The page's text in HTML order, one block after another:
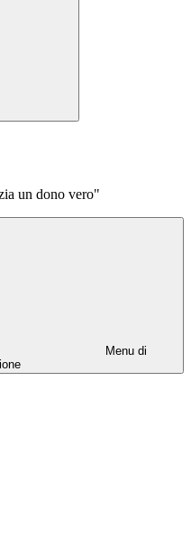
un dono vero"
Menu di